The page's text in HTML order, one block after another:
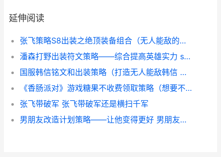
延伸阅读
张飞策略S8出装之绝顶装备组合（无人能敌的猛将 张飞策略s8出装攻略
潘森打野出装符文策略——综合提高英雄实力 s11新版潘森打野符文
国服韩信铭文和出装策略（打造无人能敌韩信 国服韩信的铭文
《香肠派对》游戏糖果不收费领取策略（想要不收费领取《香肠派对》游戏中的糖果 《香肠派对》游戏内无法获取index
张飞带破军 张飞带破军还是横扫千军
男朋友改造计划策略——让他变得更好 男朋友想改造你